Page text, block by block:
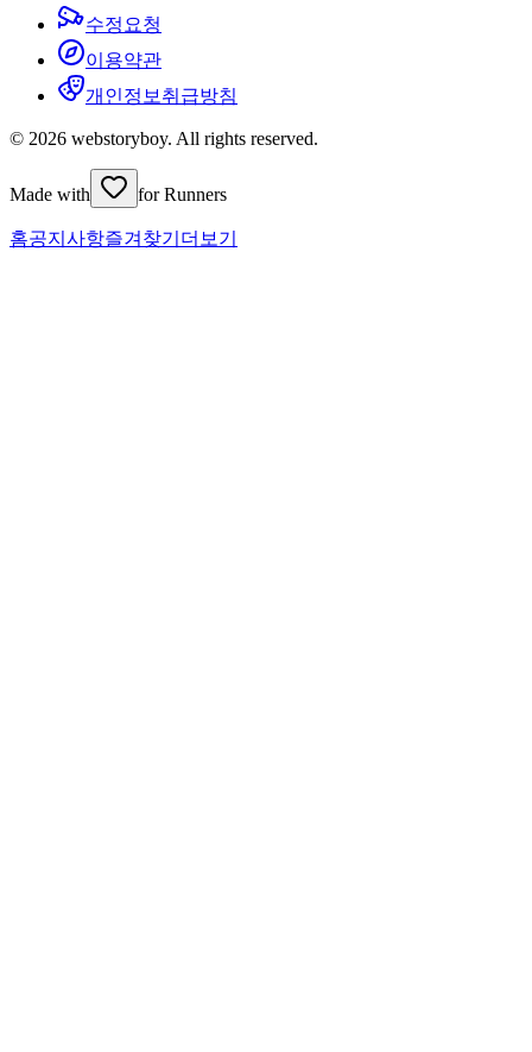
수정요청
이용약관
개인정보취급방침
© 2026 webstoryboy. All rights reserved.
Made with for Runners
홈공지사항즐겨찾기 더보기